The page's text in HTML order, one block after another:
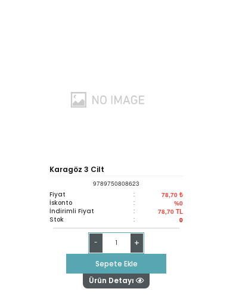
Karagöz 3 Cilt
9789750808623
Fiyat : 78,70 ₺
İskonto : %0
İndirimli Fiyat : 78,70 TL
Stok : 0
- +
Sepete Ekle
Ürün Detayı